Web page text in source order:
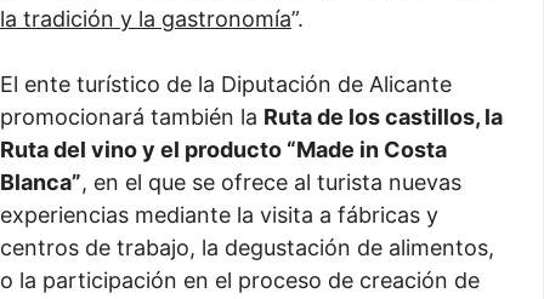
la tradición y la gastronomía”.
El ente turístico de la Diputación de Alicante
promocionará también la Ruta de los castillos, la
Ruta del vino y el producto “Made in Costa
Blanca”, en el que se ofrece al turista nuevas
experiencias mediante la visita a fábricas y
centros de trabajo, la degustación de alimentos,
o la participación en el proceso de creación de